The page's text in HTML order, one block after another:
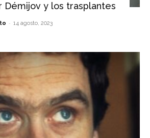
Démijov y los trasplantes
- 14 agosto, 2023